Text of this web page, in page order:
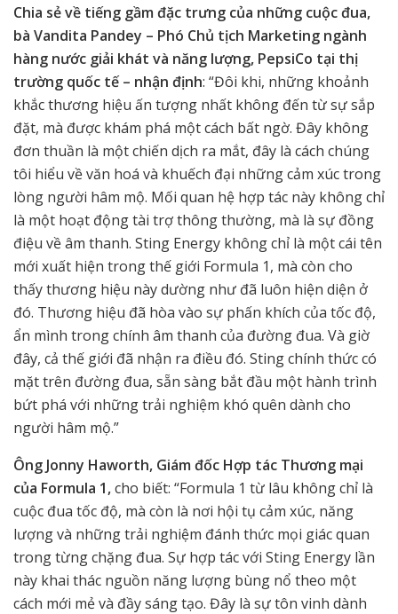
Chia sẻ về tiếng gầm đặc trưng của những cuộc đua,
bà Vandita Pandey – Phó Chủ tịch Marketing ngành
hàng nước giải khát và năng lượng, PepsiCo tại thị
trường quốc tế – nhận định: “Đôi khi, những khoảnh
khắc thương hiệu ấn tượng nhất không đến từ sự sắp
đặt, mà được khám phá một cách bất ngờ. Đây không
đơn thuần là một chiến dịch ra mắt, đây là cách chúng
tôi hiểu về văn hoá và khuếch đại những cảm xúc trong
lòng người hâm mộ. Mối quan hệ hợp tác này không chỉ
là một hoạt động tài trợ thông thường, mà là sự đồng
điệu về âm thanh. Sting Energy không chỉ là một cái tên
mới xuất hiện trong thế giới Formula 1, mà còn cho
thấy thương hiệu này dường như đã luôn hiện diện ở
đó. Thương hiệu đã hòa vào sự phấn khích của tốc độ,
ẩn mình trong chính âm thanh của đường đua. Và giờ
đây, cả thế giới đã nhận ra điều đó. Sting chính thức có
mặt trên đường đua, sẵn sàng bắt đầu một hành trình
bứt phá với những trải nghiệm khó quên dành cho
người hâm mộ.”
Ông Jonny Haworth, Giám đốc Hợp tác Thương mại
của Formula 1,cho biết: “Formula 1 từ lâu không chỉ là
cuộc đua tốc độ, mà còn là nơi hội tụ cảm xúc, năng
lượng và những trải nghiệm đánh thức mọi giác quan
trong từng chặng đua. Sự hợp tác với Sting Energy lần
này khai thác nguồn năng lượng bùng nổ theo một
cách mới mẻ và đầy sáng tạo. Đây là sự tôn vinh dành